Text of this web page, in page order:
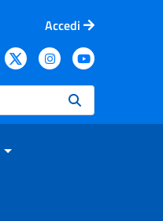
Accedi